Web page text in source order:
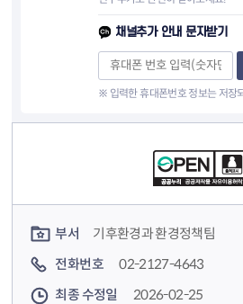
채널추가 안내 문자받기
※ 입력한 휴대폰번호 정보는 저장
부서
기후환경과 환경정책팀
전화번호
02-2127-4643
최종 수정일
2026-02-25